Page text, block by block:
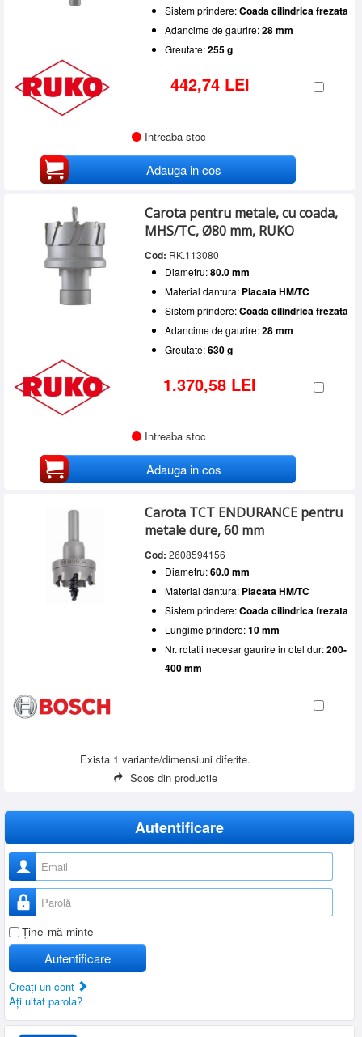
Sistem prindere:Coada cilindrica frezata
Adancime de gaurire:28 mm
Greutate:255 g
442,74 LEI
Intreaba stoc
Adauga in cos
Carota pentru metale, cu coada,
MHS/TC, Ø80 mm, RUKO
Cod: RK.113080
Diametru:80.0 mm
Material dantura: Placata HM/TC
Sistem prindere:Coada cilindrica frezata
Adancime de gaurire:28 mm
Greutate:630 g
1.370,58 LEI
Intreaba stoc
Adauga in cos
Carota TCT ENDURANCE pentru
metale dure, 60 mm
Cod: 2608594156
Diametru:60.0 mm
Material dantura: Placata HM/TC
Sistem prindere:Coada cilindrica frezata
Lungime prindere:10 mm
Nr. rotatii necesar gaurire in otel dur:200-
400 mm
Exista 1 variante/dimensiuni diferite.
Scos din productie
Autentificare
Nume utilizator
Parolă
Ţine-mă minte
Autentificare
Creaţi un cont
Aţi uitat parola?